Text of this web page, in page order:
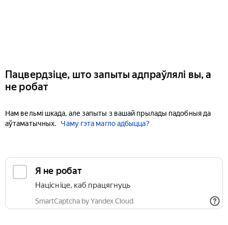
Пацвердзіце, што запыты адпраўлялі вы, а
не робат
Нам вельмі шкада, але запыты з вашай прылады падобныя да
аўтаматычных.
Чаму гэта магло адбыцца?
Я не робат
Націсніце, каб працягнуць
SmartCaptcha by Yandex Cloud